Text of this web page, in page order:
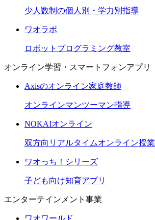
少人数制の個人別・学力別指導
ワオラボ
ロボットプログラミング教室
オンライン学習・スマートフォンアプリ
Axisのオンライン家庭教師
オンラインマンツーマン指導
NOKAIオンライン
双方向リアルタイムオンライン授業
ワオっち！シリーズ
子ども向け知育アプリ
エンターテインメント事業
ワオワールド